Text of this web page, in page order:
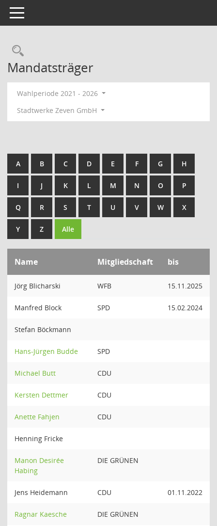
Toggle navigation
Rechercheauswahl
Mandatsträger
Wahlperiode 2021 - 2026
Stadtwerke Zeven GmbH
A B C D E F G H
I J K L M N O P
Q R S T U V W X
Y Z Alle
Name Mitgliedschaft bis
Jörg Blicharski WFB 15.11.2025
Manfred Block SPD 15.02.2024
Stefan Böckmann
Hans-Jürgen Budde SPD
Michael Butt CDU
Kersten Dettmer CDU
Anette Fahjen CDU
Henning Fricke
Manon Desirée
Habing
DIE GRÜNEN
Jens Heidemann CDU 01.11.2022
Ragnar Kaesche DIE GRÜNEN